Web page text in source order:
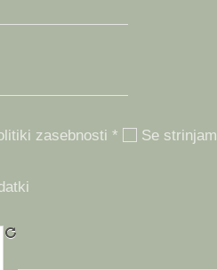
zasebnosti * Se strinjam